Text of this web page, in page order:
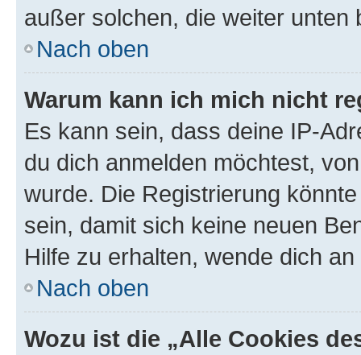
außer solchen, die weiter unten
Nach oben
Warum kann ich mich nicht
Es kann sein, dass deine IP-
du dich anmelden möchtest,
wurde. Die Registrierung
sein, damit sich keine neuen
Hilfe zu erhalten, wende dich
Nach oben
Wozu ist die „Alle Cookies